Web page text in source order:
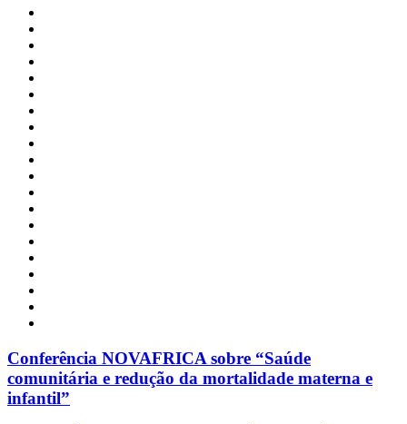
Conferência NOVAFRICA sobre “Saúde
comunitária e redução da mortalidade materna e
infantil”